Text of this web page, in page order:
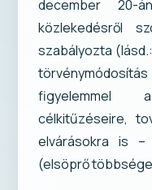
december
közlekedésről
szabályozta
figyelemmel
célkitűzéseire,
elvárásokra is –
(elsöprő